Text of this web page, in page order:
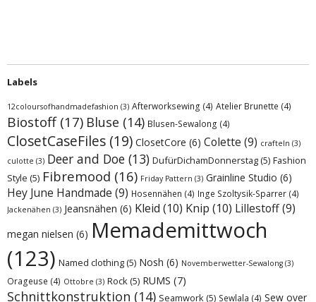
Labels
12coloursofhandmadefashion (3) Afterworksewing (4) Atelier Brunette (4)
Biostoff(17) Bluse (14) Blusen-Sewalong (4)
ClosetCaseFiles (19) ClosetCore (6) Colette (9) crafteln (3)
culotte (3) Deer and Doe (13) DufürDichamDonnerstag (5) Fashion
Style (5) Fibremood (16) Friday Pattern (3) Grainline Studio (6)
Hey June Handmade (9) Hosennähen (4) Inge Szoltysik-Sparrer (4)
Jackenähen (3) Jeansnähen (6) Kleid (10) Knip (10) Lillestoff(9)
megan nielsen (6) Memademittwoch
(123) Named clothing (5) Nosh (6) Novemberwetter-Sewalong (3)
Orageuse (4) Ottobre (3) Rock (5) RUMS (7)
Schnittkonstruktion (14) Seamwork (5) Sewlala (4) Sew over